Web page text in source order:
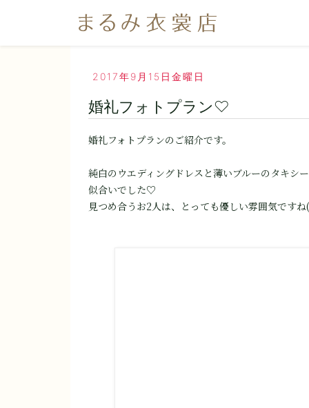
2017年9月15日金曜日
婚礼フォトプラン♡
婚礼フォトプランのご紹介です。
純白のウエディングドレスと薄いブルーのタキシ
似合いでした♡
見つめ合うお2人は、とっても優しい雰囲気です